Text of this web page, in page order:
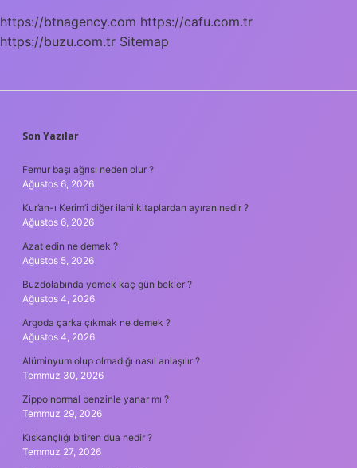
https://btnagency.com https://cafu.com.tr
https://buzu.com.tr Sitemap
SIDEBAR
Son Yazılar
Femur başı ağrısı neden olur ?
Ağustos 6, 2026
Kur’an-ı Kerim’i diğer ilahi kitaplardan ayıran nedir ?
Ağustos 6, 2026
Azat edin ne demek ?
Ağustos 5, 2026
Buzdolabında yemek kaç gün bekler ?
Ağustos 4, 2026
Argoda çarka çıkmak ne demek ?
Ağustos 4, 2026
Alüminyum olup olmadığı nasıl anlaşılır ?
Temmuz 30, 2026
Zippo normal benzinle yanar mı ?
Temmuz 29, 2026
Kıskançlığı bitiren dua nedir ?
Temmuz 27, 2026